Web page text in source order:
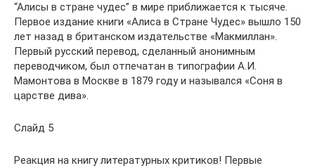
“Алисы в стране чудес” в мире приближается к тысяче.
Первое издание книги «Алиса в Стране Чудес» вышло 150
лет назад в британском издательстве «Макмиллан».
Первый русский перевод, сделанный анонимным
переводчиком, был отпечатан в типографии А.И.
Мамонтова в Москве в 1879 году и назывался «Соня в
царстве дива».
Слайд 5
Реакция на книгу литературных критиков! Первые